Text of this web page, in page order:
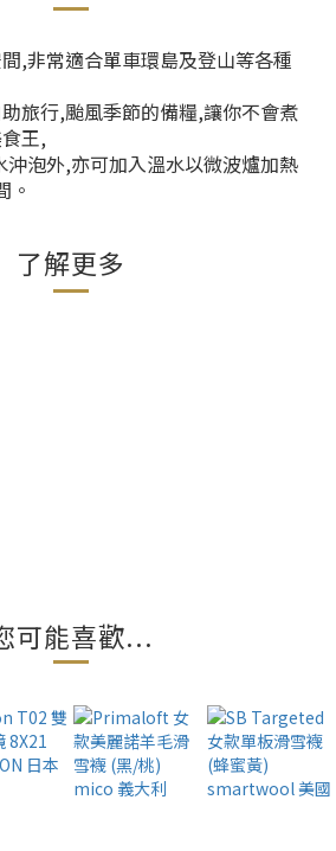
,非常適合單車環島及登山等各種
旅行,颱風季節的備糧,讓你不會煮
王,
泡外,亦可加入溫水以微波爐加熱
。
了解更多
可能喜歡...